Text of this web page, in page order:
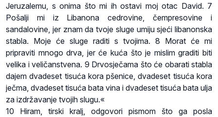
Jeruzalemu, s onima što mi ih ostavi moj otac David. 7
Pošalji mi iz Libanona cedrovine, čempresovine i
sandalovine, jer znam da tvoje sluge umiju sjeći libanonska
stabla. Moje će sluge raditi s tvojima. 8 Morat će mi
pripraviti mnogo drva, jer će kuća što je mislim graditi biti
velika i veličanstvena. 9 Drvosječama što će obarati stabla
dajem dvadeset tisuća kora pšenice, dvadeset tisuća kora
ječma, dvadeset tisuća bata vina i dvadeset tisuća bata ulja
za izdržavanje tvojih slugu.«
10 Hiram, tirski kralj, odgovori pismom što ga posla